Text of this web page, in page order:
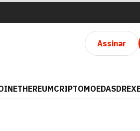
Assinar
ETHEREUMCRIPTOMOEDASDREX